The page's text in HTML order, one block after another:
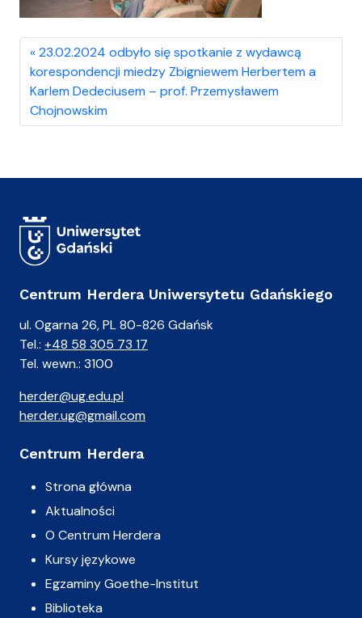
23.02.2024 odbyło się spotkanie z wydawcą
korespondencji miedzy Zbigniewem Herbertem a
Karlem Dedeciusem – prof. Przemysławem
Chojnowskim
Centrum Herdera Uniwersytetu Gdańskiego
ul. Ogarna 26, PL 80-826 Gdańsk
Tel.: +48 58 305 73 17
Tel. wewn.: 3100
herder@ug.edu.pl
herder.ug@gmail.com
Centrum Herdera
Strona główna
Aktualności
O Centrum Herdera
Kursy językowe
Egzaminy Goethe-Institut
Biblioteka